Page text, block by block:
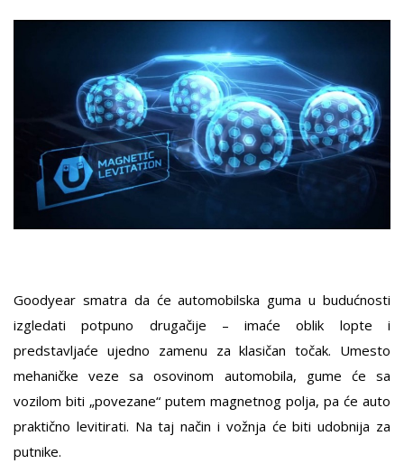
Goodyear smatra da će automobilska guma u budućnosti
izgledati potpuno drugačije – imaće oblik lopte i
predstavljaće ujedno zamenu za klasičan točak. Umesto
mehaničke veze sa osovinom automobila, gume će sa
vozilom biti „povezane“ putem magnetnog polja, pa će auto
praktično levitirati. Na taj način i vožnja će biti udobnija za
putnike.